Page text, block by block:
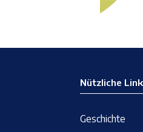
Nützliche
Geschichte